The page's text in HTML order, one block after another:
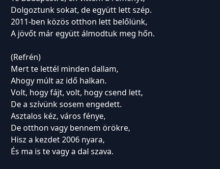
Dolgoztunk sokat, de együtt lett szép.
2011-ben közös otthon lett belőlünk,
A jövőt már együtt álmodtuk meg hőn.
(Refrén)
Mert te lettél minden dallam,
Ahogy múlt az idő halkan.
Volt, hogy fájt, volt, hogy csend lett,
De a szívünk sosem engedett.
Asztalos kéz, város fénye,
De otthon vagy bennem örökre,
Hisz a kezdet 2006 nyara,
És ma is te vagy a dal szava.